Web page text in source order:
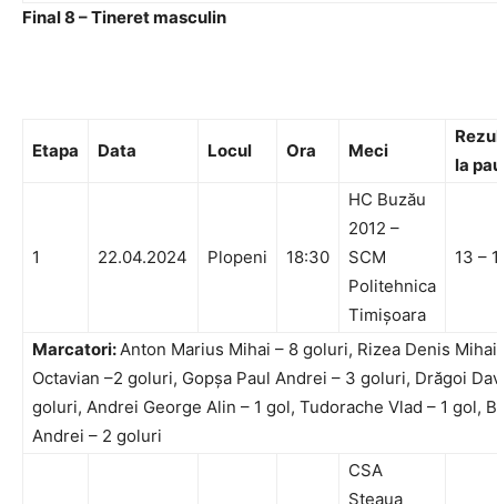
Final 8 – Tineret masculin
Etapa Data Locul Ora Meci
la
1 22.04.2024 Plopeni 18:30
HC Buzău
2012 –
SCM
Politehnica
Timișoara
13 –
Marcatori:Anton Marius Mihai – 8 goluri, Rizea Denis
Octavian –2 goluri, Gopșa Paul Andrei – 3 goluri, Drăgoi
goluri, Andrei George Alin – 1 gol, Tudorache Vlad – 1 gol,
Andrei – 2 goluri
CSA
Steaua